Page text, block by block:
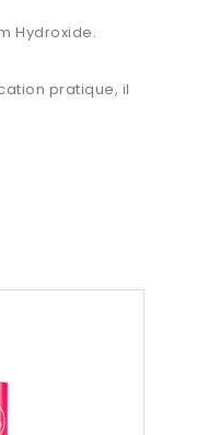
Hydroxide.
pratique, il